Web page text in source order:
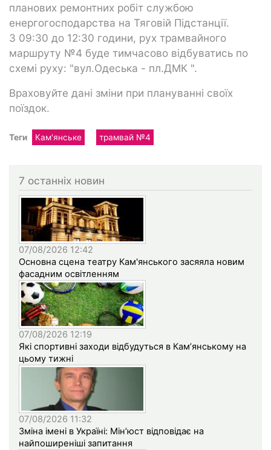
планових ремонтних робіт службою
енергогосподарства на Тяговій Підстанції.
З 09:30 до 12:30 години, рух трамвайного
маршруту №4 буде тимчасово відбуватись по
схемі руху: "вул.Одеська - пл.ДМК ".
Враховуйте дані зміни при плануванні своїх
поїздок.
Теги Кам'янське трамвай №4
7 останніх новин
07/08/2026 12:42
Основна сцена театру Кам'янського засяяла новим
фасадним освітленням
07/08/2026 12:19
Які спортивні заходи відбудуться в Кам’янському на
цьому тижні
07/08/2026 11:32
Зміна імені в Україні: Мін’юст відповідає на
найпоширеніші запитання